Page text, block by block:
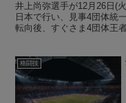
井上尚弥選手が12月26日(
日本で行い、見事4団体統
転向後、すぐさま4団体王
格闘技